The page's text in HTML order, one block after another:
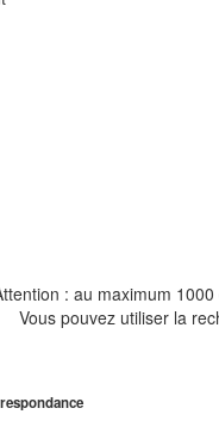
: au maximum
Vous pouvez utiliser la